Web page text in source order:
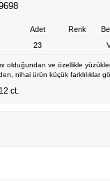
Adet Renk
23
olduğundan ve özellikle
nihai ürün küçük farklılıklar
ct.